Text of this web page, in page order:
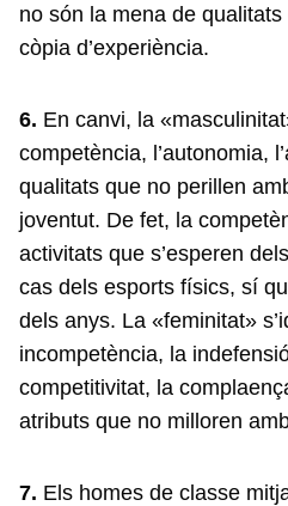
no són la mena de
còpia d’experiència.
6. En canvi, la
competència, l’autonomia,
qualitats que no perillen
joventut. De fet, la
activitats que s’esperen
cas dels esports físics, sí
dels anys. La «feminitat»
incompetència, la
competitivitat, la
atributs que no milloren
7. Els homes de classe